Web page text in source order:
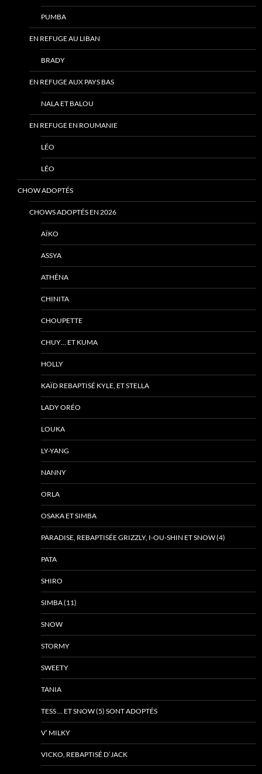
PUMBA
EN REFUGE AU LIBAN
BRADY
EN REFUGE AUX PAYS BAS
NALA ET BALOU
EN REFUGE EN ROUMANIE
LÉO
LÉO
CHOW ADOPTÉS
CHOWS ADOPTÉS EN 2026
AÏKO
ASSYA
ATHÉNA
CHINITA
CHOUPETTE
CHUY… ET KUMA
HOLLY
KAÏD REBAPTISÉ KYLE, ET STELLA
LADY ORÉO
LOUKA
LY-YANG
NANNY
ORLA
OSAKA ET SIMBA
PARADISE, REBAPTISÉE GRIZZLY, I-OU-SHIN ET SNOW (4)
PATA
SHIRO
SIMBA (11)
SNOW
STORMY
SWEETY
TANIA
TESS … ET SNOW (5) SONT ADOPTÉS
V’ MILKY
VICKO, REBAPTISÉ D’JACK